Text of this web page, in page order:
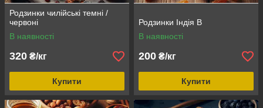
Родзинки чилійські темні /
червоні
В наявності
320 ₴/кг
Купити
Родзинки Індія В
В наявності
200 ₴/кг
Купити